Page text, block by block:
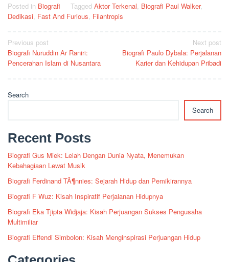
Posted in Biografi Tagged Aktor Terkenal, Biografi Paul Walker,
Dedikasi, Fast And Furious, Filantropis
Post
navigation
Previous post
Biografi Nuruddin Ar Raniri:
Pencerahan Islam di Nusantara
Next post
Biografi Paulo Dybala: Perjalanan
Karier dan Kehidupan Pribadi
Search
Search
Recent Posts
Biografi Gus Miek: Lelah Dengan Dunia Nyata, Menemukan
Kebahagiaan Lewat Musik
Biografi Ferdinand TÃ¶nnies: Sejarah Hidup dan Pemikirannya
Biografi F Wuz: Kisah Inspiratif Perjalanan Hidupnya
Biografi Eka Tjipta Widjaja: Kisah Perjuangan Sukses Pengusaha
Multimiliar
Biografi Effendi Simbolon: Kisah Menginspirasi Perjuangan Hidup